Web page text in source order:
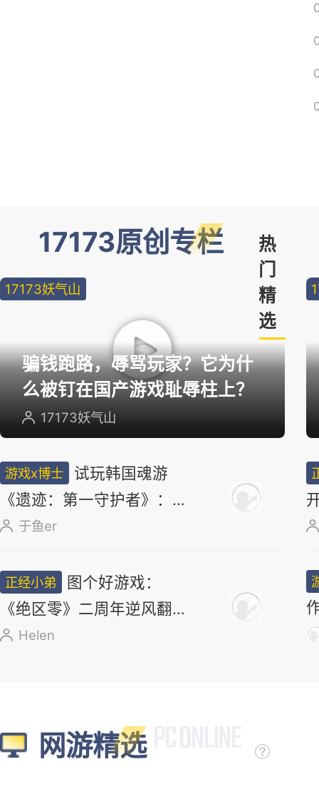
17173原创专栏
热
门
精
选
17173妖气山
骗钱跑路，辱骂玩家？它为什
么被钉在国产游戏耻辱柱上？
17173妖气山
游戏x博士
试玩韩国魂游
《遗迹：第一守护者》：求
求了，别再做类魂了
于鱼er
正经小弟
图个好游戏：
《绝区零》二周年逆风翻
盘，新角色太顶了
Helen
网游精选